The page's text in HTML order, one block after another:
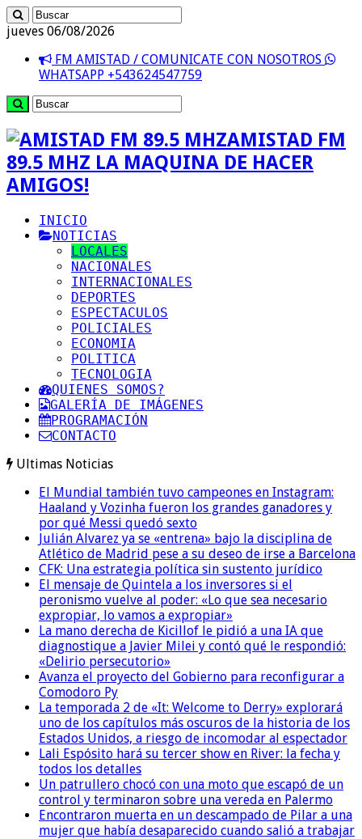
jueves 06/08/2026
FM AMISTAD / COMUNICATE CON NOSOTROS
WHATSAPP +543624547759
AMISTAD FM
89.5 MHZ LA MAQUINA DE HACER
AMIGOS!
INICIO
NOTICIAS
LOCALES
NACIONALES
INTERNACIONALES
DEPORTES
ESPECTACULOS
POLICIALES
ECONOMIA
POLITICA
TECNOLOGIA
QUIENES SOMOS?
GALERÍA DE IMÁGENES
PROGRAMACIÓN
CONTACTO
Ultimas Noticias
El Mundial también tuvo campeones en Instagram:
Haaland y Vozinha fueron los grandes ganadores y
por qué Messi quedó sexto
Julián Alvarez ya se «entrena» bajo la disciplina de
Atlético de Madrid pese a su deseo de irse a Barcelona
CFK: Una estrategia política sin sustento jurídico
El mensaje de Quintela a los inversores si el
peronismo vuelve al poder: «Lo que sea necesario
expropiar, lo vamos a expropiar»
La mano derecha de Kicillof le pidió a una IA que
diagnostique a Javier Milei y contó qué le respondió:
«Delirio persecutorio»
Avanza el proyecto del Gobierno para reconfigurar a
Comodoro Py
La temporada 2 de «It: Welcome to Derry» explorará
uno de los capítulos más oscuros de la historia de los
Estados Unidos, a riesgo de incomodar al espectador
Lali Espósito hará su tercer show en River: la fecha y
todos los detalles
Un patrullero chocó con una moto que escapó de un
control y terminaron sobre una vereda en Palermo
Encontraron muerta en un descampado de Pilar a una
mujer que había desaparecido cuando salió a trabajar